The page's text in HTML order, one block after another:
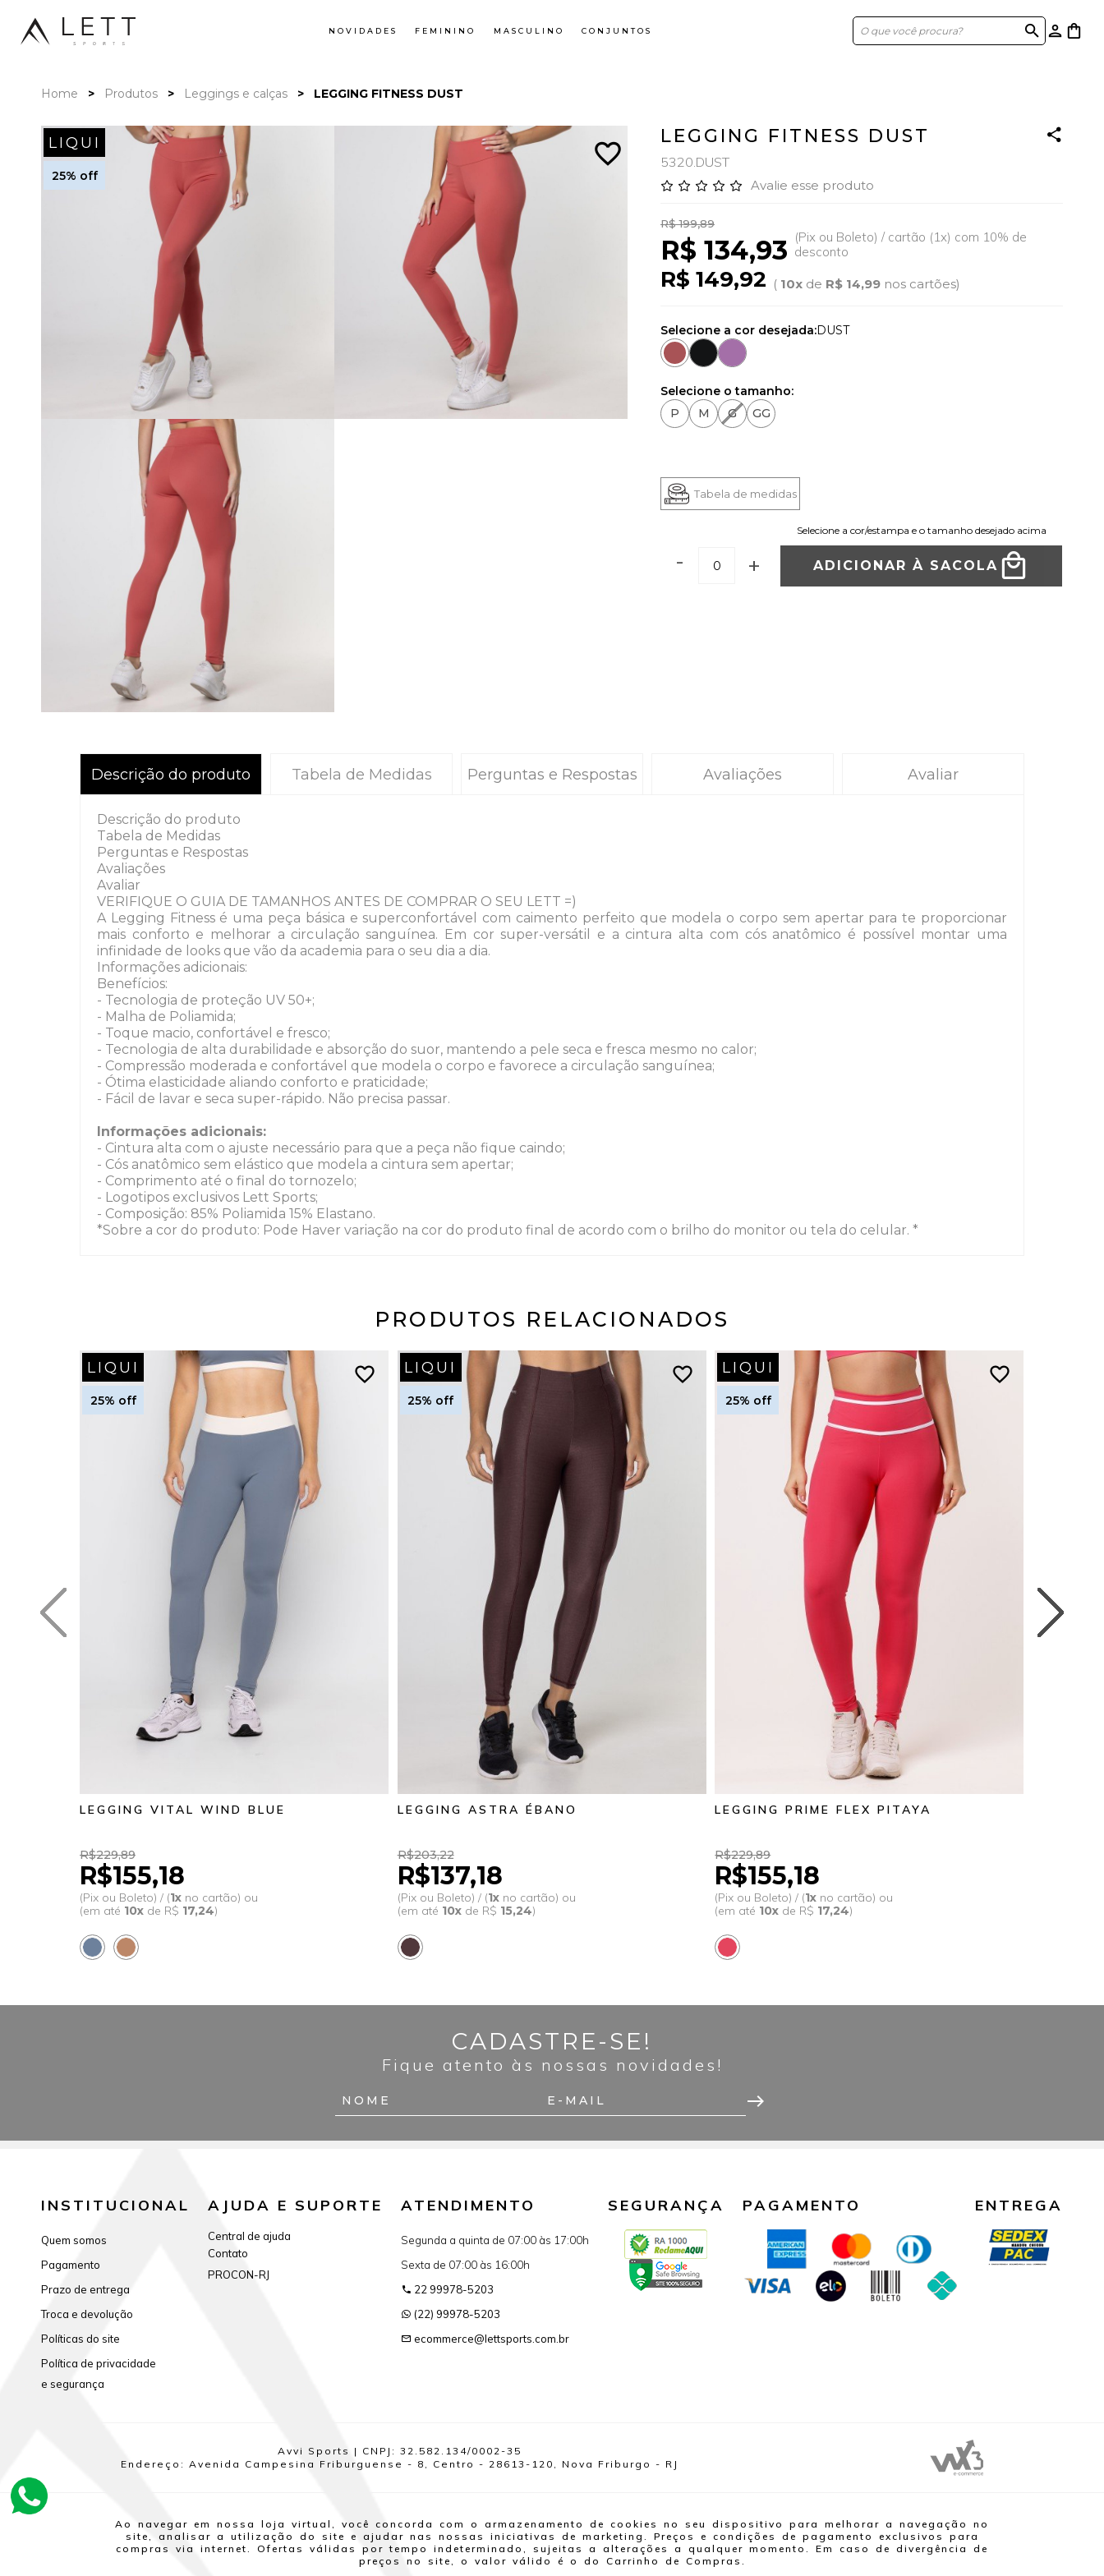
NOVIDADES FEMININO MASCULINO CONJUNTOS search person shopping_bag
Home Produtos Leggings e calças LEGGING FITNESS DUST
LIQUI
25% off
favorite_border
LEGGING FITNESS DUST
5320.DUST
Avalie esse produto
R$ 199,89
R$ 134,93 (Pix ou Boleto) / cartão (1x) com 10% de
desconto
R$ 149,92 ( 10x de R$ 14,99 nos cartões)
Selecione a cor desejada:DUST
Selecione o tamanho:
P
M G GG
Tabela de medidas
Selecione a cor/estampa e o tamanho desejado acima
- + ADICIONAR À SACOLA
Descrição do produto Tabela de Medidas Perguntas e Respostas Avaliações Avaliar
Descrição do produto
Tabela de Medidas
Perguntas e Respostas
Avaliações
Avaliar
VERIFIQUE O GUIA DE TAMANHOS ANTES DE COMPRAR O SEU LETT =)
A Legging Fitness é uma peça básica e superconfortável com caimento perfeito que modela o corpo sem apertar para te proporcionar
mais conforto e melhorar a circulação sanguínea. Em cor super-versátil e a cintura alta com cós anatômico é possível montar uma
infinidade de looks que vão da academia para o seu dia a dia.
Informações adicionais:
Benefícios:
- Tecnologia de proteção UV 50+;
- Malha de Poliamida;
- Toque macio, confortável e fresco;
- Tecnologia de alta durabilidade e absorção do suor, mantendo a pele seca e fresca mesmo no calor;
- Compressão moderada e confortável que modela o corpo e favorece a circulação sanguínea;
- Ótima elasticidade aliando conforto e praticidade;
- Fácil de lavar e seca super-rápido. Não precisa passar.
Informações adicionais:
- Cintura alta com o ajuste necessário para que a peça não fique caindo;
- Cós anatômico sem elástico que modela a cintura sem apertar;
- Comprimento até o final do tornozelo;
- Logotipos exclusivos Lett Sports;
- Composição: 85% Poliamida 15% Elastano.
*Sobre a cor do produto: Pode Haver variação na cor do produto final de acordo com o brilho do monitor ou tela do celular. *
PRODUTOS RELACIONADOS
LIQUI
25% off
favorite_border
LEGGING VITAL WIND BLUE
R$229,89
R$155,18
(Pix ou Boleto) / (1x no cartão) ou
(em até 10x de R$ 17,24)
LIQUI
25% off
favorite_border
LEGGING ASTRA ÉBANO
R$203,22
R$137,18
(Pix ou Boleto) / (1xno cartão) ou
(em até 10x de R$ 15,24)
LIQUI
25% off
favorite_border
LEGGING PRIME FLEX PITAYA
R$229,89
R$155,18
(Pix ou Boleto) / (1x no cartão) ou
(em até 10x de R$ 17,24)
CADASTRE-SE!
Fique atento às nossas novidades!
east
INSTITUCIONAL
Quem somos
Pagamento
Prazo de entrega
Troca e devolução
Políticas do site
Política de privacidade
e segurança
AJUDA E SUPORTE
Central de ajuda
Contato
PROCON-RJ
ATENDIMENTO
Segunda a quinta de 07:00 às 17:00h
Sexta de 07:00 às 16:00h
22 99978-5203
(22) 99978-5203
ecommerce@lettsports.com.br
SEGURANÇA PAGAMENTO ENTREGA
Avvi Sports | CNPJ: 32.582.134/0002-35
Endereço: Avenida Campesina Friburguense - 8, Centro - 28613-120, Nova Friburgo - RJ
Ao navegar em nossa loja virtual, você concorda com o armazenamento de cookies no seu dispositivo para melhorar a navegação no
site, analisar a utilização do site e ajudar nas nossas iniciativas de marketing. Preços e condições de pagamento exclusivos para
compras via internet. Ofertas válidas por tempo indeterminado, sujeitas a alterações a qualquer momento. Em caso de divergência de
preços no site, o valor válido é o do Carrinho de Compras.